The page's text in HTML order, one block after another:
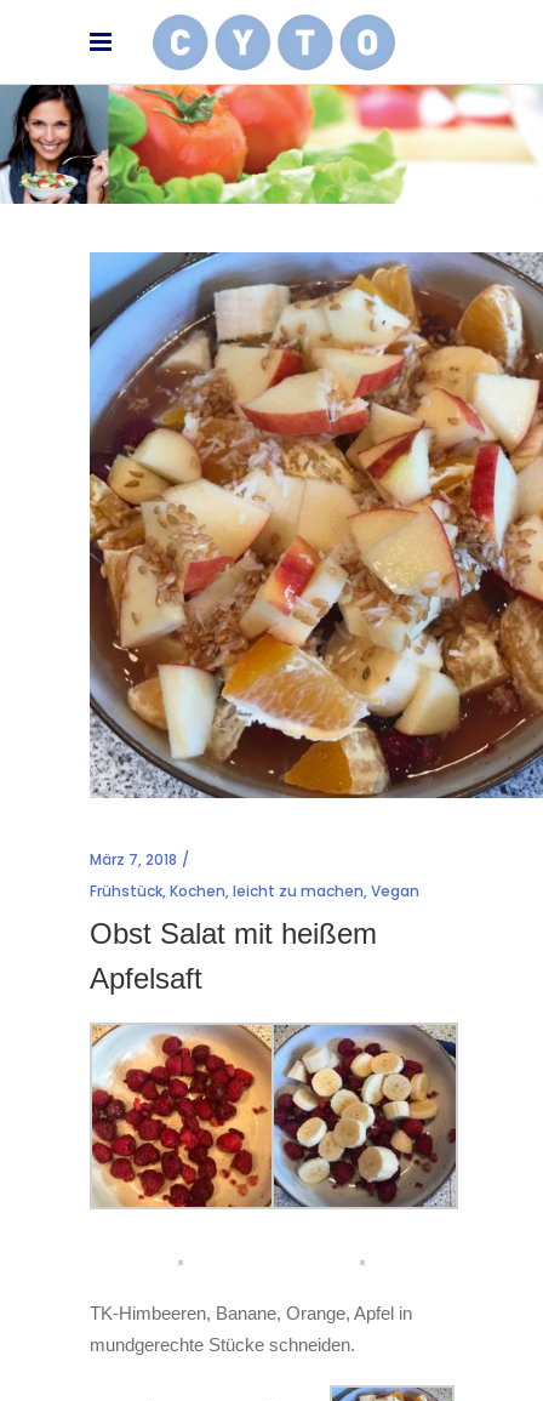
März 7, 2018
Frühstück,Kochen,leicht zu machen,Vegan
Obst Salat mit heißem
Apfelsaft
TK-Himbeeren, Banane, Orange, Apfel in
mundgerechte Stücke schneiden.